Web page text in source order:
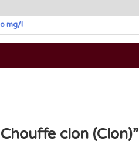
mg/l
clon (Clon)”